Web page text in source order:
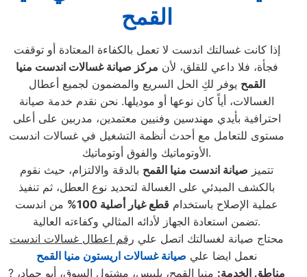
القمح
إذا كانت غسالتك اندست لا تعمل بالكفاءة المعتادة أو توقفت
فجأة، فلا داعي للقلق، لأن مركز صيانة غسالات اندست منيا
القمح يوفر لكِ الحل السريع والمضمون لجميع أعطال
الغسالات، أياً كان نوعها أو موديلها. نحن نقدم خدمة صيانة
احترافية بأيدي مهندسين وفنيين معتمدين، مدربين على أعلى
مستوى للتعامل مع أحدث أنظمة التشغيل في غسالات اندست
الأوتوماتيك والفوق أوتوماتيك.
تتميز صيانة اندست منيا القمح بالدقة والالتزام، حيث نقوم
بالكشف المبدئي على الغسالة لتحديد نوع العطل، ثم تنفيذ
عملية الإصلاح باستخدام قطع غيار أصلية 100 % من اندست
تضمن استعادة الجهاز لأدائه المثالي وكفاءته العالية.
محتاج صيانة لغسالتك اتصل علي رقم اعطال غسالات اندست
نعمل ايضا علي صيانة غسالات اريستون منيا القمح
?
مناطق الخدمة: منيا القمح، بلبيس، مشتول السوق، أبو حماد،